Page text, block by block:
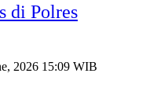
di Polres
2026 15:09 WIB